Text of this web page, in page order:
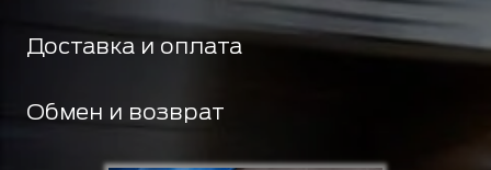
Доставка и оплата
Обмен и возврат